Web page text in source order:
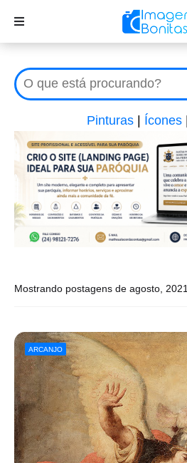
Pinturas Ícones
Mostrando postagens de agosto, 2021
ARCANJO